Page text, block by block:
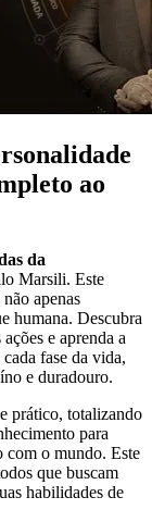
ao
da
Marsili. Este
apenas
humana. Descubra
e aprenda a
fase da vida,
e duradouro.
prático, totalizando
para
com o mundo. Este
que buscam
habilidades de